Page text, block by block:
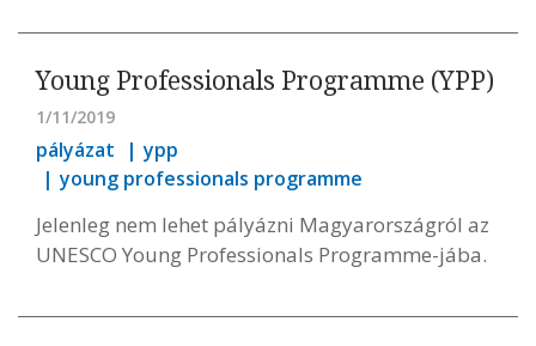
Young Professionals Programme (YPP)
1/11/2019
pályázat
ypp
young professionals programme
Jelenleg nem lehet pályázni Magyarországról az
UNESCO Young Professionals Programme-jába.